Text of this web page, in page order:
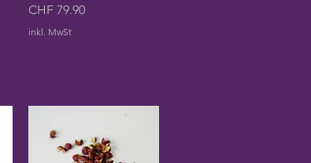
Preis
CHF 79.90
inkl. MwSt